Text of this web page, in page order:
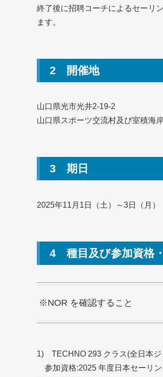
終了後に招聘コーチによるセーリ
ます。
2 開催地
山口県光市光井2-19-2
山口県スポーツ交流村及び室積海
3 期日
2025年11月1日（土）～3日（月）
4 種目及び参加資格
※NOR を確認すること
1) TECHNO 293 クラス(全日本ジ
参加資格:2025 年度日本セーリ